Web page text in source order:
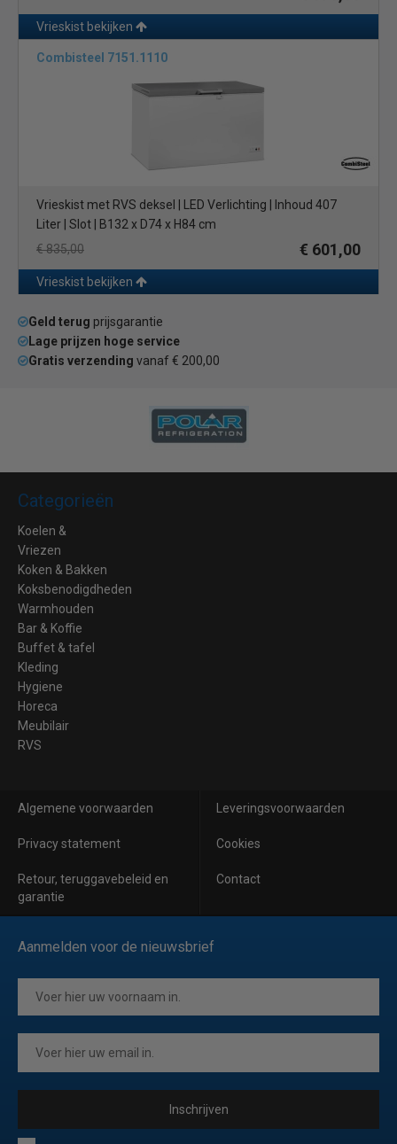
Vrieskist bekijken
Combisteel 7151.1110
Vrieskist met RVS deksel | LED Verlichting | Inhoud 407
Liter | Slot | B132 x D74 x H84 cm
€ 835,00
€ 601,00
Vrieskist bekijken
Geld terug prijsgarantie
Lage prijzen hoge service
Gratis verzending vanaf € 200,00
Categorieën
Koelen &
Vriezen
Koken & Bakken
Koksbenodigdheden
Warmhouden
Bar & Koffie
Buffet & tafel
Kleding
Hygiene
Horeca
Meubilair
RVS
Algemene voorwaarden Leveringsvoorwaarden
Privacy statement Cookies
Retour, teruggavebeleid en
garantie
Contact
Aanmelden voor de nieuwsbrief
Inschrijven